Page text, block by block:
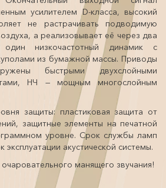
усилителем D-класса, высокий
не растрачивать подводимую
а реализовывает её через два
один низкочастотный динамик с
из бумажной массы. Приводы
быстрыми двухслойными
НЧ — мощным многослойным
защиты: пластиковая защита от
защитные элементы на печатной
уровне. Срок службы ламп
эксплуатации акустической системы.
манящего звучания!